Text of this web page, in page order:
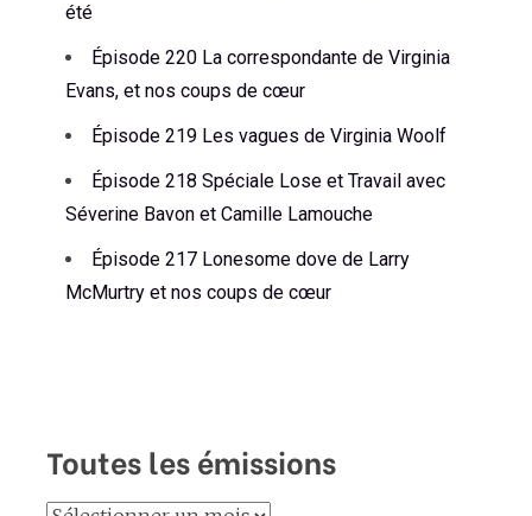
été
Épisode 220 La correspondante de Virginia
Evans, et nos coups de cœur
Épisode 219 Les vagues de Virginia Woolf
Épisode 218 Spéciale Lose et Travail avec
Séverine Bavon et Camille Lamouche
Épisode 217 Lonesome dove de Larry
McMurtry et nos coups de cœur
Toutes les émissions